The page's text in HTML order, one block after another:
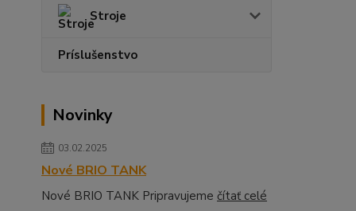
Stroje
Príslušenstvo
Novinky
03.02.2025
Nové BRIO TANK
Nové BRIO TANK Pripravujeme čítať celé